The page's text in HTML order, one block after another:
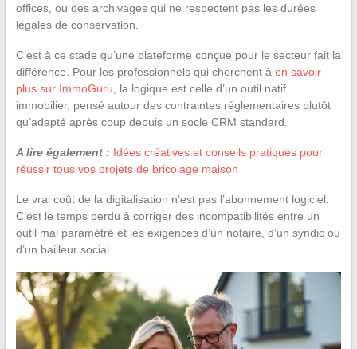
offices, ou des archivages qui ne respectent pas les durées
légales de conservation.
C’est à ce stade qu’une plateforme conçue pour le secteur fait la
différence. Pour les professionnels qui cherchent à en savoir
plus sur ImmoGuru , la logique est celle d’un outil natif
immobilier, pensé autour des contraintes réglementaires plutôt
qu’adapté après coup depuis un socle CRM standard.
A lire également : Idées créatives et conseils pratiques pour
réussir tous vos projets de bricolage maison
Le vrai coût de la digitalisation n’est pas l’abonnement logiciel.
C’est le temps perdu à corriger des incompatibilités entre un
outil mal paramétré et les exigences d’un notaire, d’un syndic ou
d’un bailleur social.